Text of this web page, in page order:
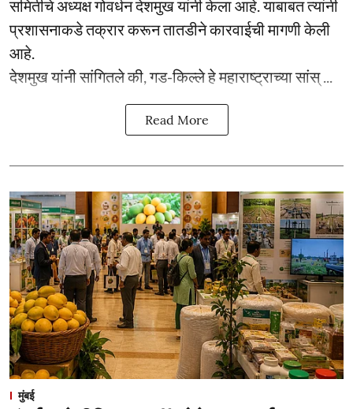
समितीचे अध्यक्ष गोवर्धन देशमुख यांनी केला आहे. याबाबत त्यांनी
प्रशासनाकडे तक्रार करून तातडीने कारवाईची मागणी केली
आहे.
देशमुख यांनी सांगितले की, गड-किल्ले हे महाराष्ट्राच्या सांस् ...
Read More
मुंबई